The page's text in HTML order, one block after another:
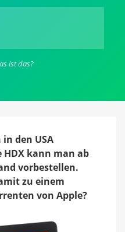
ist das?
den USA
kann man ab
vorbestellen.
zu einem
von Apple?